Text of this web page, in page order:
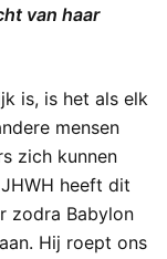
van haar
is, is het als elk
mensen
zich kunnen
heeft dit
zodra Babylon
Hij roept ons